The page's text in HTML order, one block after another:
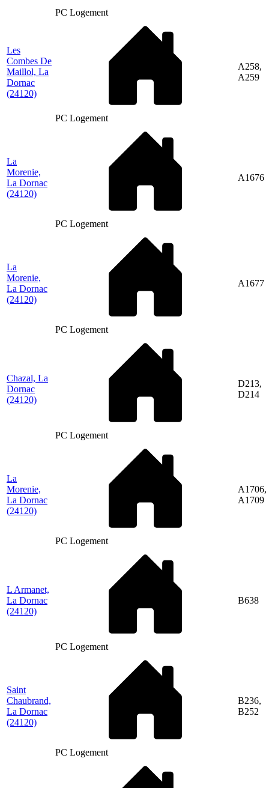
PC Logement
Les
Combes De
Maillol, La
Dornac
(24120)
PC Logement
A258,
A259
La
Morenie,
La Dornac
(24120)
PC Logement
A1676
La
Morenie,
La Dornac
(24120)
PC Logement
A1677
Chazal, La
Dornac
(24120)
PC Logement
D213,
D214
La
Morenie,
La Dornac
(24120)
PC Logement
A1706,
A1709
L Armanet,
La Dornac
(24120)
PC Logement
B638
Saint
Chaubrand,
La Dornac
(24120)
PC Logement
B236,
B252